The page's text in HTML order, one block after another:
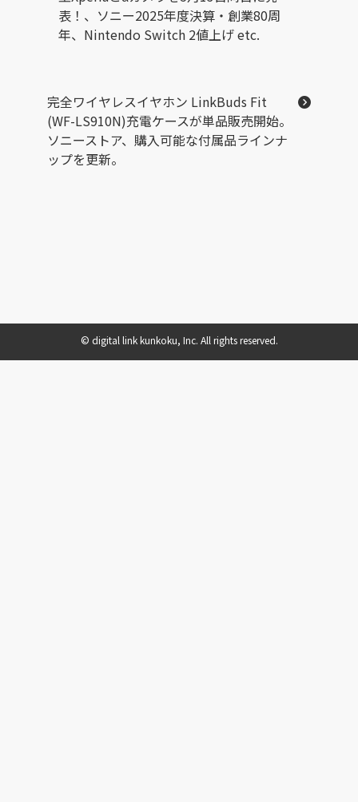
表！、ソニー2025年度決算・創業80周
年、Nintendo Switch 2値上げ etc.
完全ワイヤレスイヤホン LinkBuds Fit
(WF-LS910N)充電ケースが単品販売開始。
ソニーストア、購入可能な付属品ラインナ
ップを更新。
© digital link kunkoku, Inc. All rights reserved.